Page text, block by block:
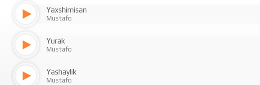
Yaxshimisan
Mustafo
Yurak
Mustafo
Yashaylik
Mustafo